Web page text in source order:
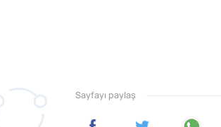
Sayfayı paylaş